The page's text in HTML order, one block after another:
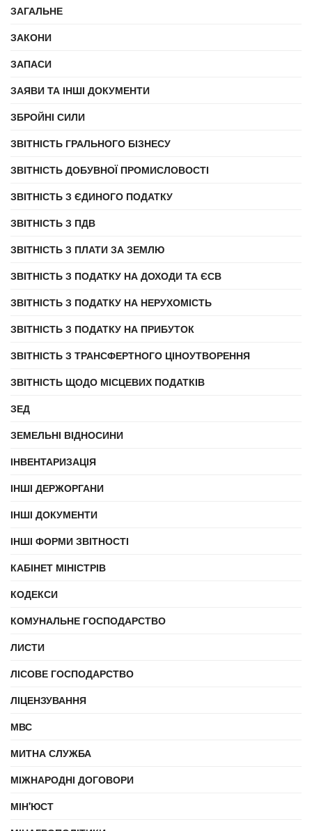
ЗАГАЛЬНЕ
ЗАКОНИ
ЗАПАСИ
ЗАЯВИ ТА ІНШІ ДОКУМЕНТИ
ЗБРОЙНІ СИЛИ
ЗВІТНІСТЬ ГРАЛЬНОГО БІЗНЕСУ
ЗВІТНІСТЬ ДОБУВНОЇ ПРОМИСЛОВОСТІ
ЗВІТНІСТЬ З ЄДИНОГО ПОДАТКУ
ЗВІТНІСТЬ З ПДВ
ЗВІТНІСТЬ З ПЛАТИ ЗА ЗЕМЛЮ
ЗВІТНІСТЬ З ПОДАТКУ НА ДОХОДИ ТА ЄСВ
ЗВІТНІСТЬ З ПОДАТКУ НА НЕРУХОМІСТЬ
ЗВІТНІСТЬ З ПОДАТКУ НА ПРИБУТОК
ЗВІТНІСТЬ З ТРАНСФЕРТНОГО ЦІНОУТВОРЕННЯ
ЗВІТНІСТЬ ЩОДО МІСЦЕВИХ ПОДАТКІВ
ЗЕД
ЗЕМЕЛЬНІ ВІДНОСИНИ
ІНВЕНТАРИЗАЦІЯ
ІНШІ ДЕРЖОРГАНИ
ІНШІ ДОКУМЕНТИ
ІНШІ ФОРМИ ЗВІТНОСТІ
КАБІНЕТ МІНІСТРІВ
КОДЕКСИ
КОМУНАЛЬНЕ ГОСПОДАРСТВО
ЛИСТИ
ЛІСОВЕ ГОСПОДАРСТВО
ЛІЦЕНЗУВАННЯ
МВС
МИТНА СЛУЖБА
МІЖНАРОДНІ ДОГОВОРИ
МІН'ЮСТ